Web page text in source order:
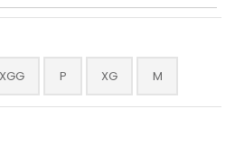
XGG P XG M